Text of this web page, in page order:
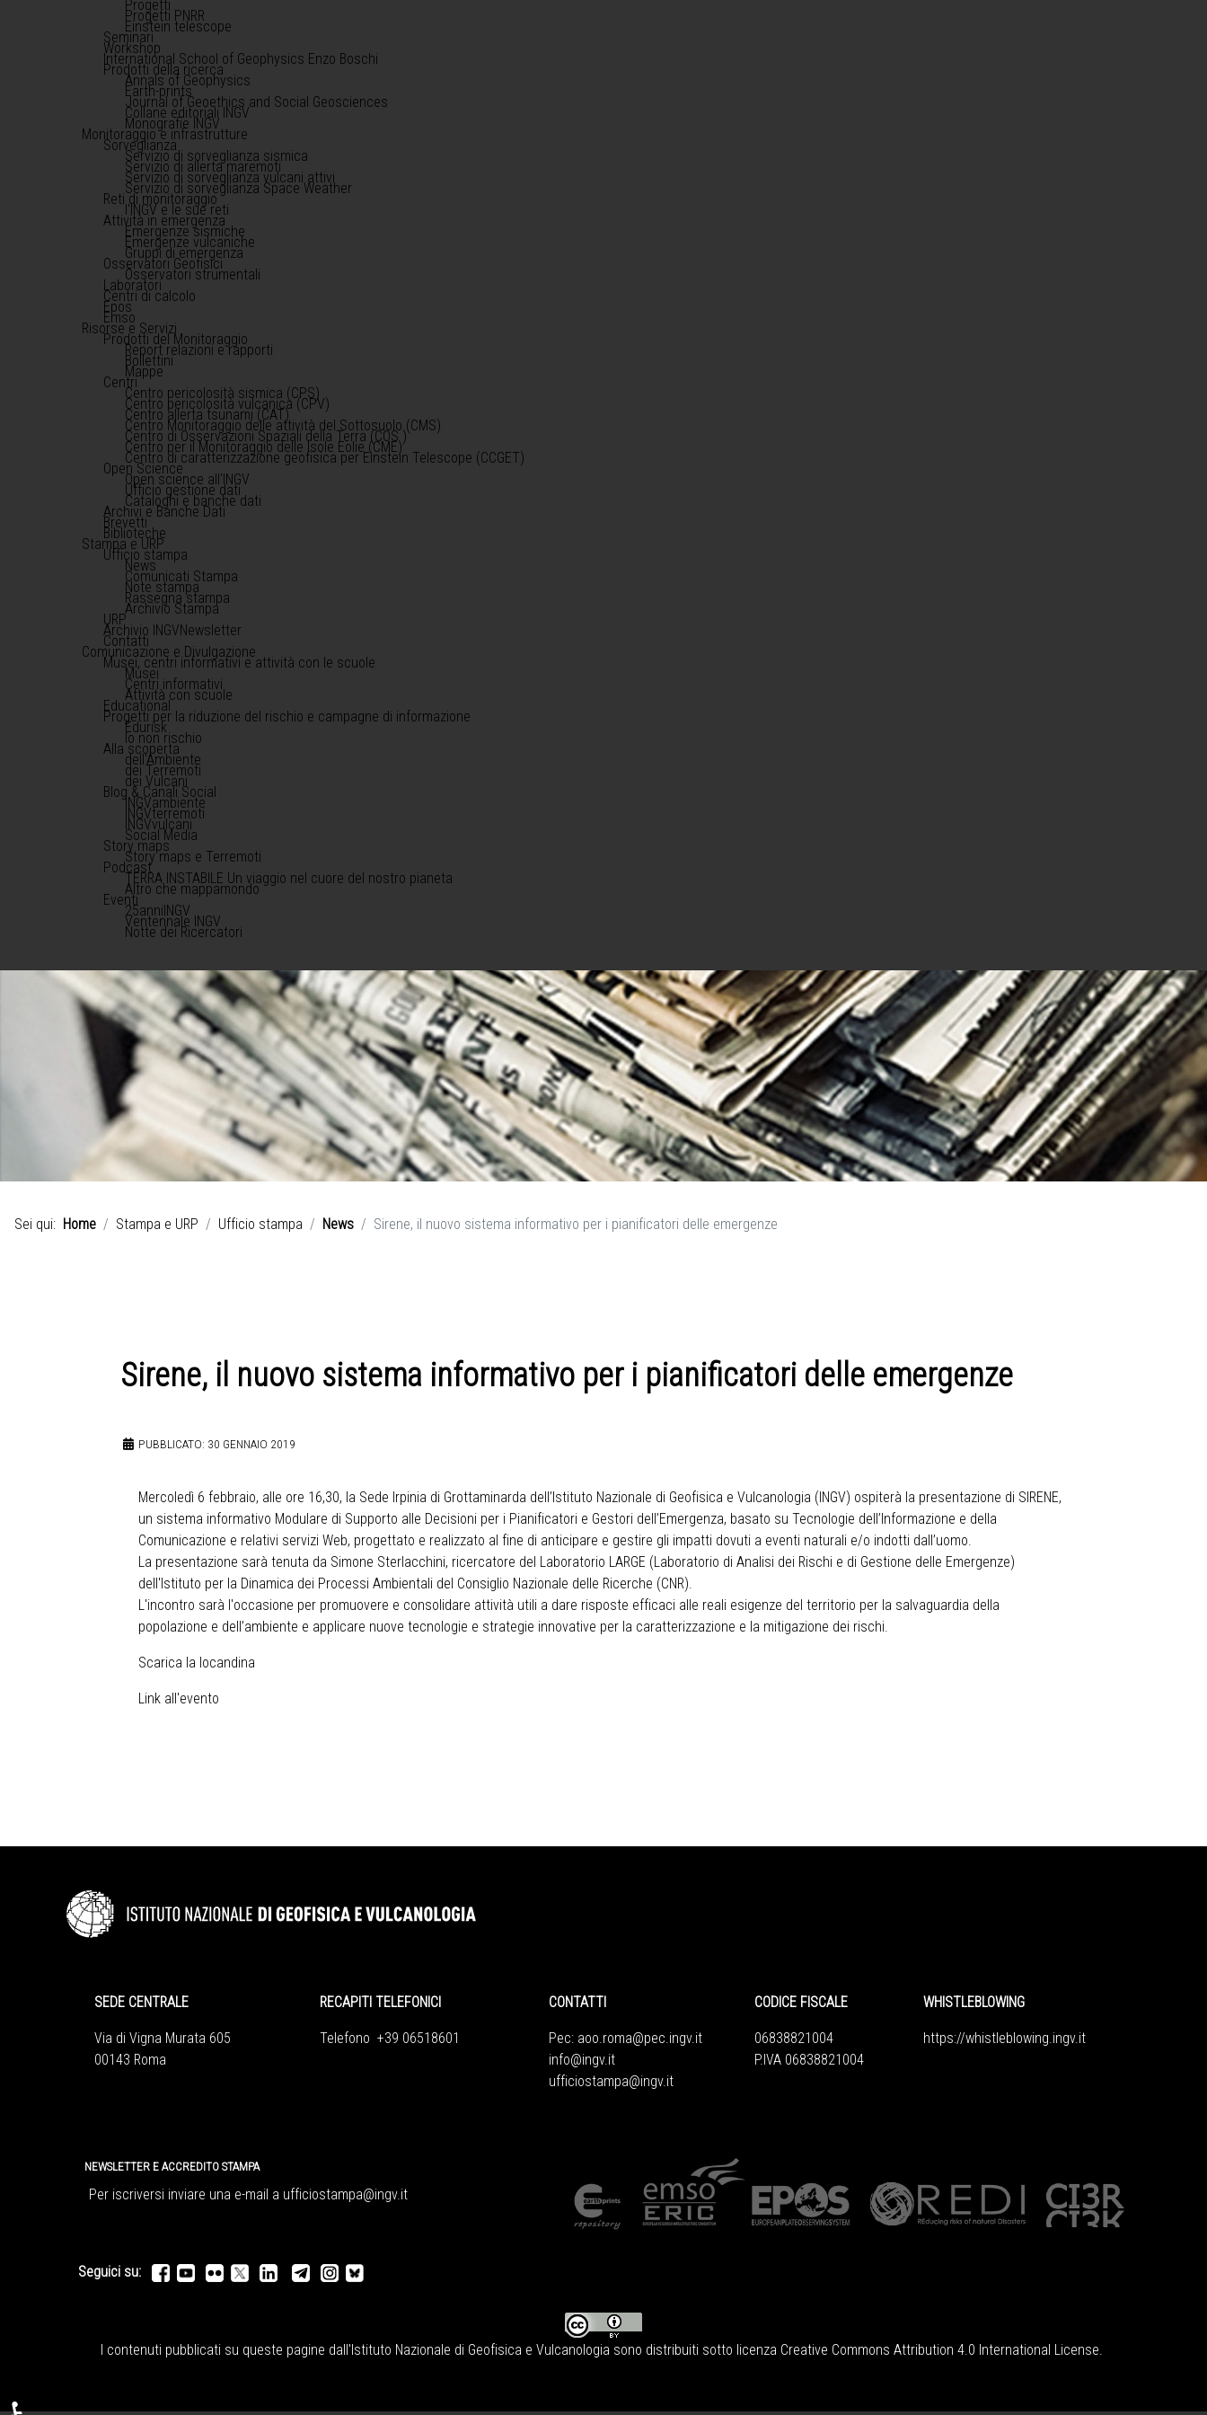
Progetti
Progetti PNRR
Einstein telescope
Seminari
Workshop
International School of Geophysics Enzo Boschi
Prodotti della ricerca
Annals of Geophysics
Earth-prints
Journal of Geoethics and Social Geosciences
Collane editoriali INGV
Monografie INGV
Monitoraggio e infrastrutture
Sorveglianza
Servizio di sorveglianza sismica
Servizio di allerta maremoti
Servizio di sorveglianza vulcani attivi
Servizio di sorveglianza Space Weather
Reti di monitoraggio
l'INGV e le sue reti
Attività in emergenza
Emergenze sismiche
Emergenze vulcaniche
Gruppi di emergenza
Osservatori Geofisici
Osservatori strumentali
Laboratori
Centri di calcolo
Epos
Emso
Risorse e Servizi
Prodotti del Monitoraggio
Report relazioni e rapporti
Bollettini
Mappe
Centri
Centro pericolosità sismica (CPS)
Centro pericolosità vulcanica (CPV)
Centro allerta tsunami (CAT)
Centro Monitoraggio delle attività del Sottosuolo (CMS)
Centro di Osservazioni Spaziali della Terra (COS )
Centro per il Monitoraggio delle Isole Eolie (CME)
Centro di caratterizzazione geofisica per Einstein Telescope (CCGET)
Open Science
Open science all'INGV
Ufficio gestione dati
Cataloghi e banche dati
Archivi e Banche Dati
Brevetti
Biblioteche
Stampa e URP
Ufficio stampa
News
Comunicati Stampa
Note stampa
Rassegna stampa
Archivio Stampa
URP
Archivio INGVNewsletter
Contatti
Comunicazione e Divulgazione
Musei, centri informativi e attività con le scuole
Musei
Centri informativi
Attività con scuole
Educational
Progetti per la riduzione del rischio e campagne di informazione
Edurisk
Io non rischio
Alla scoperta
dell'Ambiente
dei Terremoti
dei Vulcani
Blog & Canali Social
INGVambiente
INGVterremoti
INGVvulcani
Social Media
Story maps
Story maps e Terremoti
Podcast
TERRA INSTABILE Un viaggio nel cuore del nostro pianeta
Altro che mappamondo
Eventi
25anniINGV
Ventennale INGV
Notte dei Ricercatori
Sei qui: Home Stampa e URP Ufficio stampa News Sirene, il nuovo sistema informativo per i pianificatori delle emergenze
Sirene, il nuovo sistema informativo per i pianificatori delle emergenze
PUBBLICATO: 30 GENNAIO 2019
Mercoledì 6 febbraio, alle ore 16,30, la Sede Irpinia di Grottaminarda dell’Istituto Nazionale di Geofisica e Vulcanologia (INGV) ospiterà la presentazione di SIRENE,
un sistema informativo Modulare di Supporto alle Decisioni per i Pianificatori e Gestori dell’Emergenza, basato su Tecnologie dell’Informazione e della
Comunicazione e relativi servizi Web, progettato e realizzato al fine di anticipare e gestire gli impatti dovuti a eventi naturali e/o indotti dall’uomo.
La presentazione sarà tenuta da Simone Sterlacchini, ricercatore del Laboratorio LARGE (Laboratorio di Analisi dei Rischi e di Gestione delle Emergenze)
dell'Istituto per la Dinamica dei Processi Ambientali del Consiglio Nazionale delle Ricerche (CNR).
L'incontro sarà l'occasione per promuovere e consolidare attività utili a dare risposte efficaci alle reali esigenze del territorio per la salvaguardia della
popolazione e dell’ambiente e applicare nuove tecnologie e strategie innovative per la caratterizzazione e la mitigazione dei rischi.
Scarica la locandina
Link all'evento
SEDE CENTRALE
Via di Vigna Murata 605
00143 Roma
RECAPITI TELEFONICI
Telefono +39 06518601
CONTATTI
Pec: aoo.roma@pec.ingv.it
info@ingv.it
ufficiostampa@ingv.it
CODICE FISCALE
06838821004
P.IVA 06838821004
WHISTLEBLOWING
https://whistleblowing.ingv.it
NEWSLETTER E ACCREDITO STAMPA
Per iscriversi inviare una e-mail a ufficiostampa@ingv.it
Seguici su:
I contenuti pubblicati su queste pagine dall'Istituto Nazionale di Geofisica e Vulcanologia sono distribuiti sotto licenza Creative Commons Attribution 4.0 International License.